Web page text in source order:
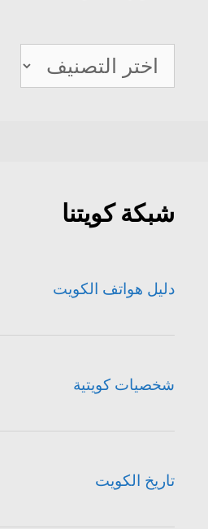
صور
الكويت
شبكة كويتنا
دليل هواتف الكويت
شخصيات كويتية
تاريخ الكويت